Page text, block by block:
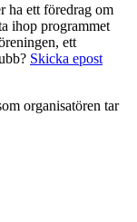
ha ett föredrag om
ihop programmet
ett
Skicka epost
organisatören tar